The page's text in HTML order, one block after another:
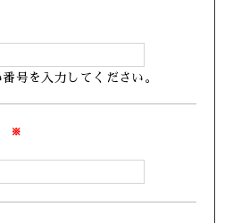
号を入力してください。
※